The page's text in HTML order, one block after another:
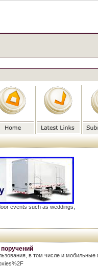
events such as weddings,
в том числе и мобильные